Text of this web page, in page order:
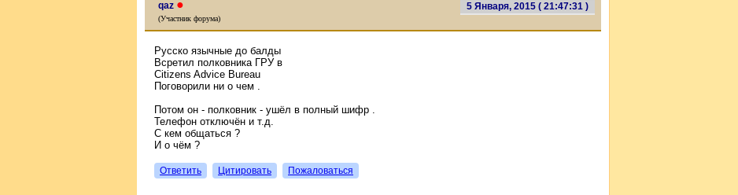
5 Января, 2015 ( 21:47:31 )
qaz ●
(Участник форума)
Русско язычные до балды
Всретил полковника ГРУ в
Citizens Advice Bureau
Поговорили ни о чем .
Потом он - полковник - ушёл в полный шифр .
Телефон отключён и т.д.
С кем общаться ?
И о чём ?
Ответить Цитировать Пожаловаться